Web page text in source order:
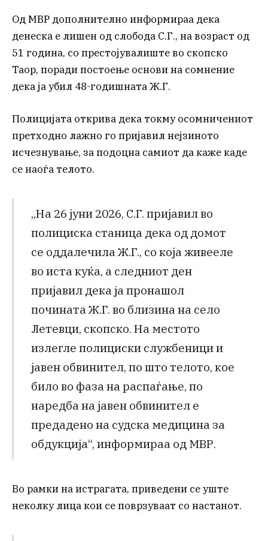
Од МВР дополнително информираа дека
денеска е лишен од слобода С.Г., на возраст од
51 година, со престојувалиште во скопско
Таор, поради постоење основи на сомнение
дека ја убил 48-годишната Ж.Г.
Полицијата открива дека токму осомничениот
претходно лажно го пријавил нејзиното
исчезнување, за подоцна самиот да каже каде
се наоѓа телото.
„На 26 јуни 2026, С.Г. пријавил во
полициска станица дека од домот
се оддалечила Ж.Г., со која живееле
во иста куќа, а следниот ден
пријавил дека ја пронашол
почината Ж.Г. во близина на село
Летевци, скопско. На местото
излегле полициски службеници и
јавен обвинител, по што телото, кое
било во фаза на распаѓање, по
наредба на јавен обвинител е
предадено на судска медицина за
обдукција“, информираа од МВР.
Во рамки на истрагата, приведени се уште
неколку лица кои се поврзуваат со настанот.